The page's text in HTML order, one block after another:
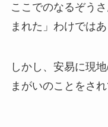
ここでのなるぞう
まれた」わけではあ
しかし、安易に現
まがいのことをさ